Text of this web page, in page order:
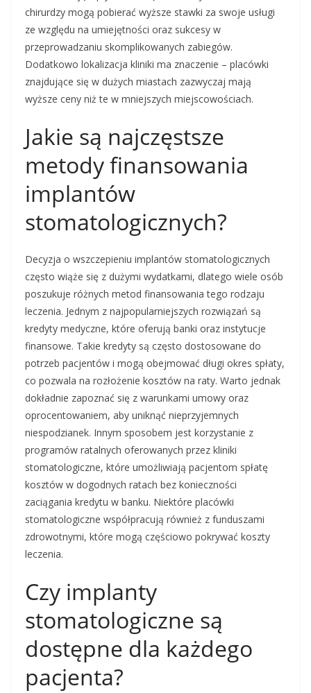
chirurdzy mogą pobierać wyższe stawki za swoje usługi
ze względu na umiejętności oraz sukcesy w
przeprowadzaniu skomplikowanych zabiegów.
Dodatkowo lokalizacja kliniki ma znaczenie – placówki
znajdujące się w dużych miastach zazwyczaj mają
wyższe ceny niż te w mniejszych miejscowościach.
Jakie są najczęstsze
metody finansowania
implantów
stomatologicznych?
Decyzja o wszczepieniu implantów stomatologicznych
często wiąże się z dużymi wydatkami, dlatego wiele osób
poszukuje różnych metod finansowania tego rodzaju
leczenia. Jednym z najpopularniejszych rozwiązań są
kredyty medyczne, które oferują banki oraz instytucje
finansowe. Takie kredyty są często dostosowane do
potrzeb pacjentów i mogą obejmować długi okres spłaty,
co pozwala na rozłożenie kosztów na raty. Warto jednak
dokładnie zapoznać się z warunkami umowy oraz
oprocentowaniem, aby uniknąć nieprzyjemnych
niespodzianek. Innym sposobem jest korzystanie z
programów ratalnych oferowanych przez kliniki
stomatologiczne, które umożliwiają pacjentom spłatę
kosztów w dogodnych ratach bez konieczności
zaciągania kredytu w banku. Niektóre placówki
stomatologiczne współpracują również z funduszami
zdrowotnymi, które mogą częściowo pokrywać koszty
leczenia.
Czy implanty
stomatologiczne są
dostępne dla każdego
pacjenta?